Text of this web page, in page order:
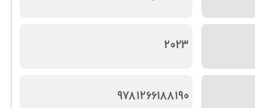
2023
9781266188190